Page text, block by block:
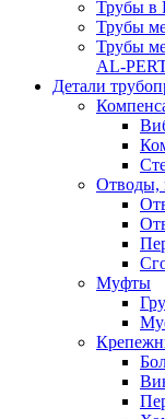
Трубы в
Трубы
Трубы
AL-
Детали
Отводы,
Муфты